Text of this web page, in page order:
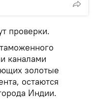
проверки.
каналами
золотые
остаются
Индии.